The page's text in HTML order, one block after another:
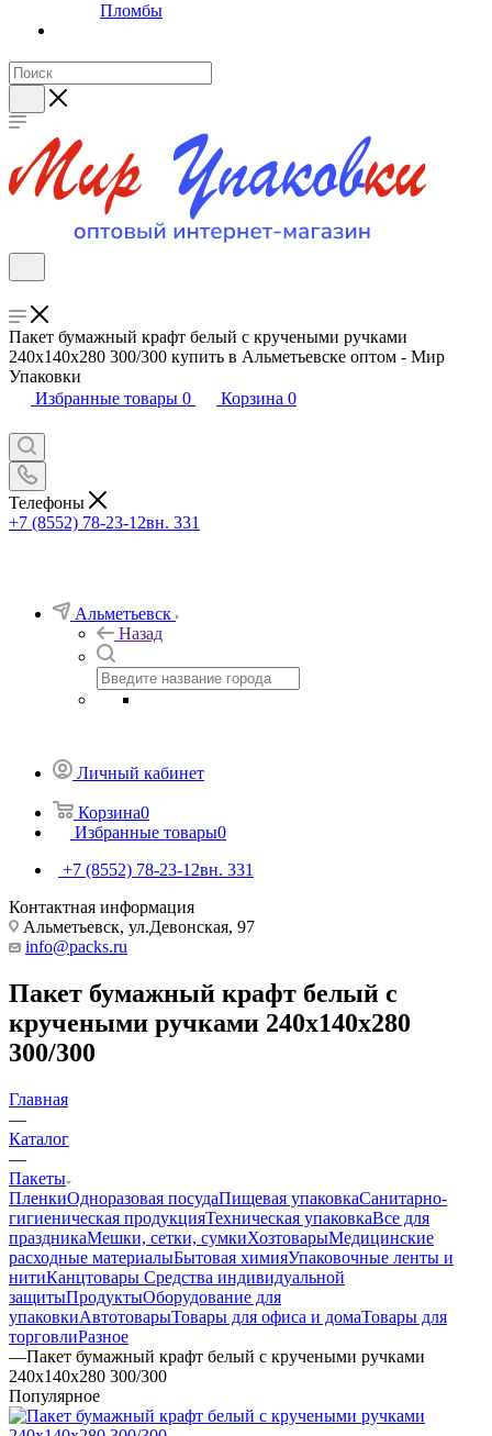
Пломбы
Пакет бумажный крафт белый с кручеными ручками
240х140х280 300/300 купить в Альметьевске оптом - Мир
Упаковки
Избранные товары 0 Корзина 0
Телефоны
+7 (8552) 78-23-12вн. 331
Альметьевск
Назад
Личный кабинет
Корзина0
Избранные товары0
+7 (8552) 78-23-12вн. 331
Контактная информация
Альметьевск, ​ул.Девонская, 97
info@packs.ru
Пакет бумажный крафт белый с
кручеными ручками 240х140х280
300/300
Главная
—
Каталог
—
Пакеты
ПленкиОдноразовая посудаПищевая упаковкаСанитарно-
гигиеническая продукцияТехническая упаковкаВсе для
праздникаМешки, сетки, сумкиХозтоварыМедицинские
расходные материалыБытовая химияУпаковочные ленты и
нитиКанцтовары Средства индивидуальной
защитыПродуктыОборудование для
упаковкиАвтотоварыТовары для офиса и домаТовары для
торговлиРазное
—Пакет бумажный крафт белый с кручеными ручками
240х140х280 300/300
Популярное